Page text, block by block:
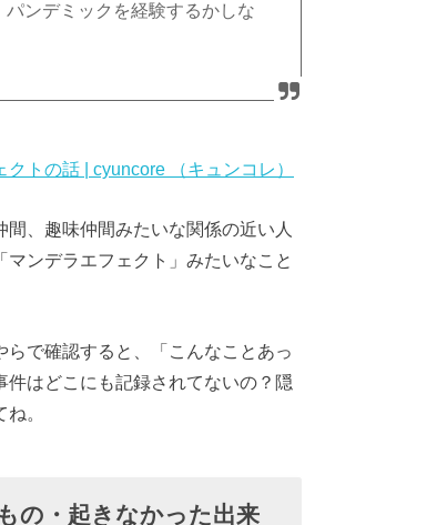
ンデミックを経験するかしな
トの話 | cyuncore （キュンコレ）
、趣味仲間みたいな関係の近い人
ンデラエフェクト」みたいなこと
で確認すると、「こんなことあっ
はどこにも記録されてないの？隠
。
の・起きなかった出来